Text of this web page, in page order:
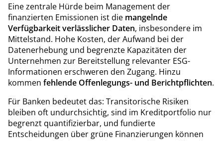
Eine zentrale Hürde beim Management der
finanzierten Emissionen ist die mangelnde
Verfügbarkeit verlässlicher Daten, insbesondere im
Mittelstand. Hohe Kosten, der Aufwand bei der
Datenerhebung und begrenzte Kapazitäten der
Unternehmen zur Bereitstellung relevanter ESG-
Informationen erschweren den Zugang. Hinzu
kommen fehlende Offenlegungs- und Berichtpflichten.
Für Banken bedeutet das: Transitorische Risiken
bleiben oft undurchsichtig, sind im Kreditportfolio nur
begrenzt quantifizierbar, und fundierte
Entscheidungen über grüne Finanzierungen können